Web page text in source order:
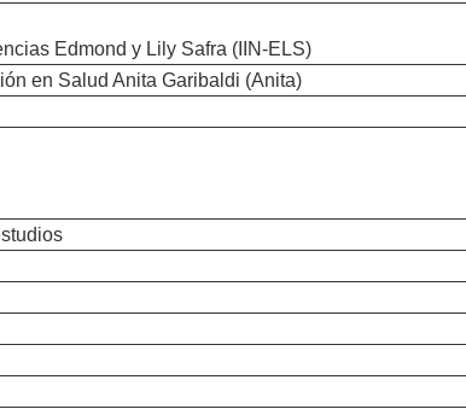
Edmond y Lily Safra (IIN-ELS)
en Salud Anita Garibaldi (Anita)